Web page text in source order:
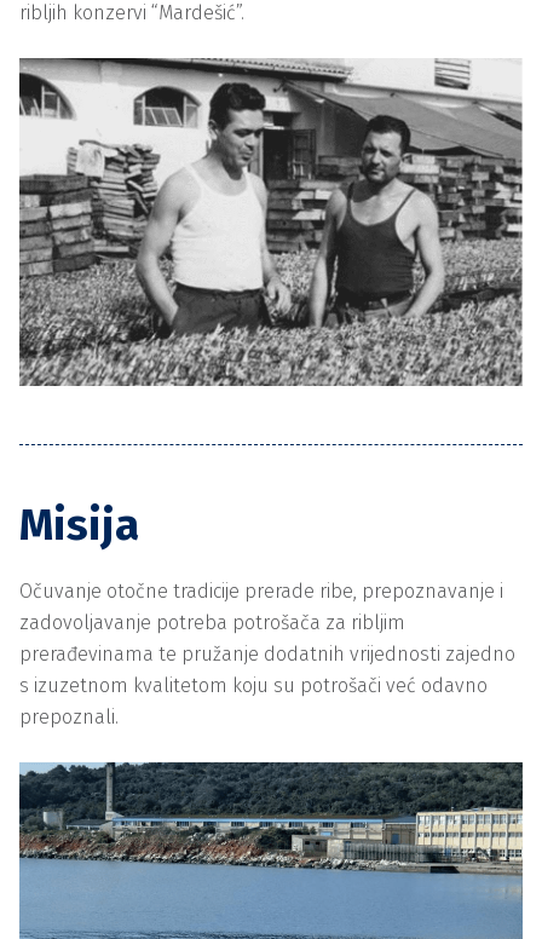
ribljih konzervi “Mardešić”.
Misija
Očuvanje otočne tradicije prerade ribe, prepoznavanje i
zadovoljavanje potreba potrošača za ribljim
prerađevinama te pružanje dodatnih vrijednosti zajedno
s izuzetnom kvalitetom koju su potrošači već odavno
prepoznali.